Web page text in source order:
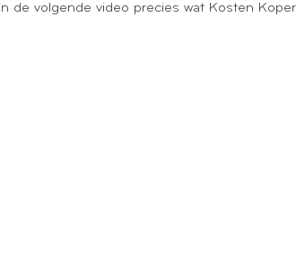
de volgende video precies wat Kosten